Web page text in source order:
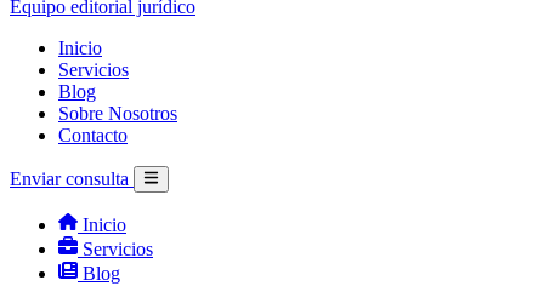
Equipo editorial jurídico
Inicio
Servicios
Blog
Sobre Nosotros
Contacto
Enviar consulta
Inicio
Servicios
Blog